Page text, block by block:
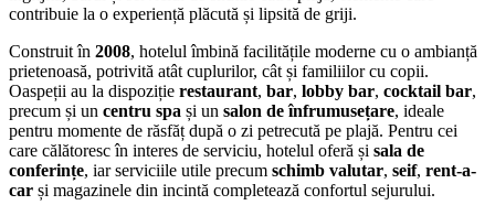
contribuie la o experiență plăcută și lipsită de griji.
Construit în 2008, hotelul îmbină facilitățile moderne cu o ambianță
prietenoasă, potrivită atât cuplurilor, cât și familiilor cu copii.
Oaspeții au la dispoziție restaurant, bar, lobby bar, cocktail bar,
precum și un centru spa și un salon de înfrumusețare, ideale
pentru momente de răsfăț după o zi petrecută pe plajă. Pentru cei
care călătoresc în interes de serviciu, hotelul oferă și sala de
conferințe, iar serviciile utile precum schimb valutar, seif, rent-a-
car și magazinele din incintă completează confortul sejurului.